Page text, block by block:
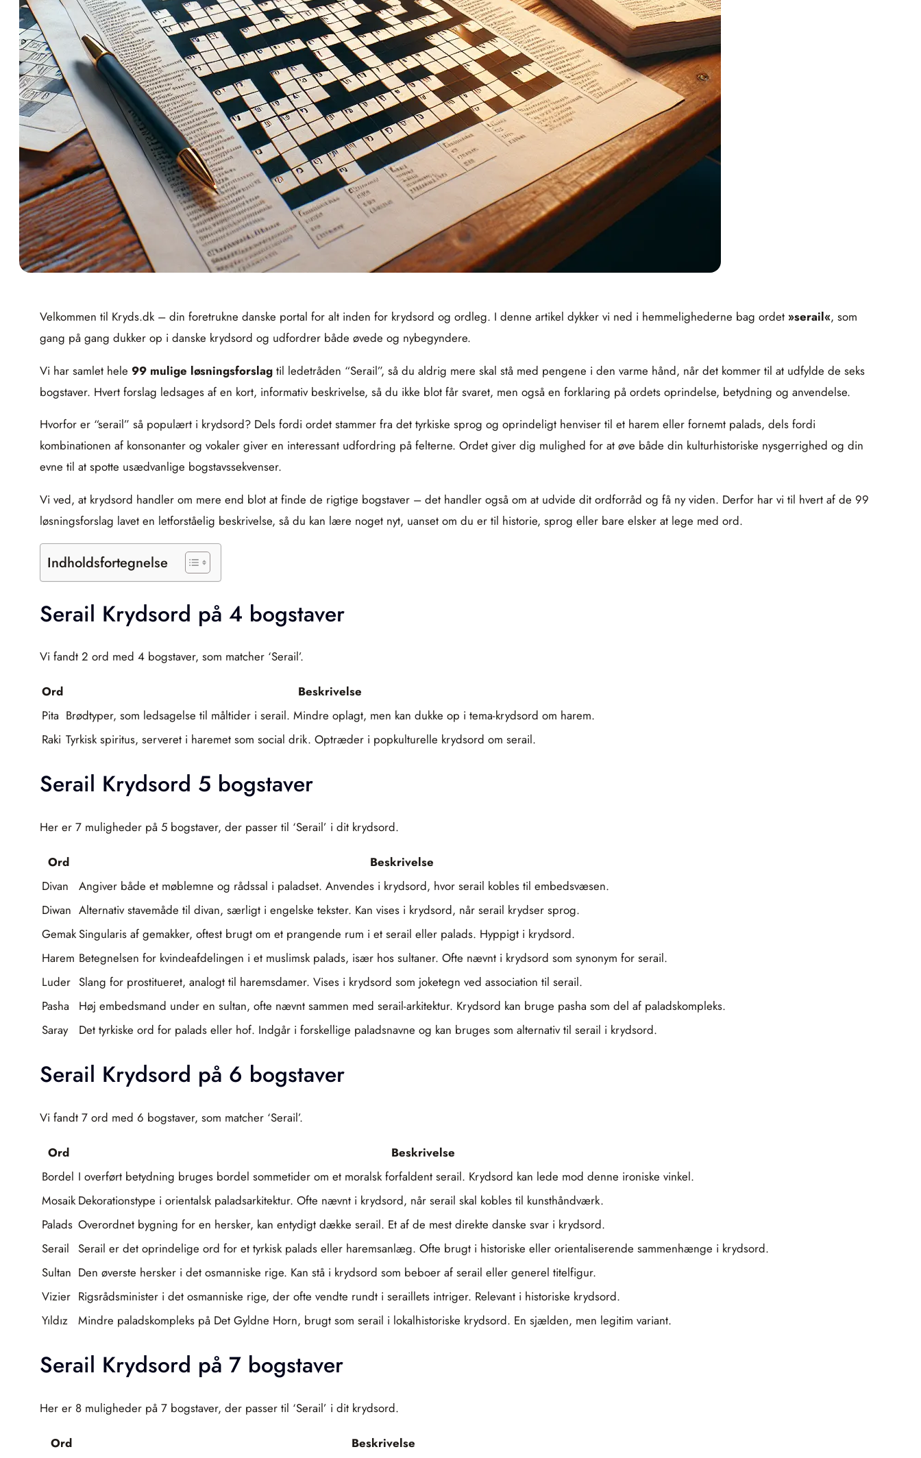
Velkommen til Kryds.dk – din foretrukne danske portal for alt inden for krydsord og ordleg. I denne artikel dykker vi ned i hemmelighederne bag ordet »serail«, som
gang på gang dukker op i danske krydsord og udfordrer både øvede og nybegyndere.
Vi har samlet hele 99 mulige løsningsforslagtil ledetråden “Serail”, så du aldrig mere skal stå med pengene i den varme hånd, når det kommer til at udfylde de seks
bogstaver. Hvert forslag ledsages af en kort, informativ beskrivelse, så du ikke blot får svaret, men også en forklaring på ordets oprindelse, betydning og anvendelse.
Hvorfor er “serail” så populært i krydsord? Dels fordi ordet stammer fra det tyrkiske sprog og oprindeligt henviser til et harem eller fornemt palads, dels fordi
kombinationen af konsonanter og vokaler giver en interessant udfordring på felterne. Ordet giver dig mulighed for at øve både din kulturhistoriske nysgerrighed og din
evne til at spotte usædvanlige bogstavssekvenser.
Vi ved, at krydsord handler om mere end blot at finde de rigtige bogstaver – det handler også om at udvide dit ordforråd og få ny viden. Derfor har vi til hvert af de 99
løsningsforslag lavet en letforståelig beskrivelse, så du kan lære noget nyt, uanset om du er til historie, sprog eller bare elsker at lege med ord.
Indholdsfortegnelse
Serail Krydsord på 4 bogstaver
Vi fandt 2 ord med 4 bogstaver, som matcher ‘Serail’.
Ord
Beskrivelse
Pita Brødtyper, som ledsagelse til måltider i serail. Mindre oplagt, men kan dukke op i tema-krydsord om harem.
Raki Tyrkisk spiritus, serveret i haremet som social drik. Optræder i popkulturelle krydsord om serail.
Serail Krydsord 5 bogstaver
Her er 7 muligheder på 5 bogstaver, der passer til ‘Serail’ i dit krydsord.
Ord
Beskrivelse
Divan
Angiver både et møblemne og rådssal i paladset. Anvendes i krydsord, hvor serail kobles til embedsvæsen.
Diwan Alternativ stavemåde til divan, særligt i engelske tekster. Kan vises i krydsord, når serail krydser sprog.
GemakSingularis af gemakker, oftest brugt om et prangende rum i et serail eller palads. Hyppigt i krydsord.
Harem Betegnelsen for kvindeafdelingen i et muslimsk palads, især hos sultaner. Ofte nævnt i krydsord som synonym for serail.
Luder Slang for prostitueret, analogt til haremsdamer. Vises i krydsord som joketegn ved association til serail.
Pasha
Høj embedsmand under en sultan, ofte nævnt sammen med serail-arkitektur. Krydsord kan bruge pasha som del af paladskompleks.
Saray
Det tyrkiske ord for palads eller hof. Indgår i forskellige paladsnavne og kan bruges som alternativ til serail i krydsord.
Serail Krydsord på 6 bogstaver
Vi fandt 7 ord med 6 bogstaver, som matcher ‘Serail’.
Ord
Beskrivelse
Bordel I overført betydning bruges bordel sommetider om et moralsk forfaldent serail. Krydsord kan lede mod denne ironiske vinkel.
Mosaik Dekorationstype i orientalsk paladsarkitektur. Ofte nævnt i krydsord, når serail skal kobles til kunsthåndværk.
Palads Overordnet bygning for en hersker, kan entydigt dække serail. Et af de mest direkte danske svar i krydsord.
Serail Serail er det oprindelige ord for et tyrkisk palads eller haremsanlæg. Ofte brugt i historiske eller orientaliserende sammenhænge i krydsord.
Sultan Den øverste hersker i det osmanniske rige. Kan stå i krydsord som beboer af serail eller generel titelfigur.
Vizier Rigsrådsminister i det osmanniske rige, der ofte vendte rundt i seraillets intriger. Relevant i historiske krydsord.
Yıldız
Mindre paladskompleks på Det Gyldne Horn, brugt som serail i lokalhistoriske krydsord. En sjælden, men legitim variant.
Serail Krydsord på 7 bogstaver
Her er 8 muligheder på 7 bogstaver, der passer til ‘Serail’ i dit krydsord.
Ord Beskrivelse